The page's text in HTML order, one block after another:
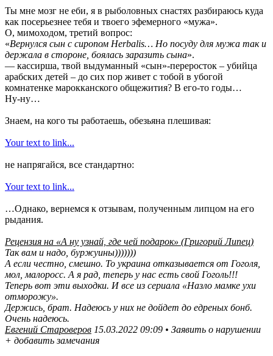
Ты мне мозг не еби, я в рыболовных снастях разбираюсь куда
как посерьезнее тебя и твоего эфемерного «мужа».
О, мимоходом, третий вопрос:
«Вернулся сын с сиропом Herbalis… Но посуду для мужа так и
держала в стороне, боялась заразить сына».
— кассирша, твой выдуманный «сын»-переросток – убийца
арабских детей – до сих пор живет с тобой в убогой
комнатенке марокканского общежития? В его-то годы…
Ну-ну…
Знаем, на кого ты работаешь, обезьяна плешивая:
Your text to link...
не напрягайся, все стандартно:
Your text to link...
…Однако, вернемся к отзывам, полученным липцом на его
рыдания.
Рецензия на «А ну узнай, где чей подарок» (Григорий Липец)
Так вам и надо, буржуины)))))))
А если честно, смешно. То украина отказывается от Гоголя,
мол, малоросс. А я рад, теперь у нас есть свой Гоголь!!!
Теперь вот эти выходки. И все из сериала «Назло мамке ухи
отморожу».
Держись, брат. Надеюсь у них не дойдет до едреных бонб.
Очень надеюсь.
Евгений Староверов 15.03.2022 09:09 • Заявить о нарушении
+ добавить замечания